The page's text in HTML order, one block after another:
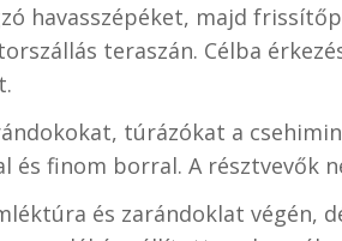
havasszépéket, majd
teraszán. Célba
túrázókat a
és finom borral. A résztvevők
és zarándoklat végén,